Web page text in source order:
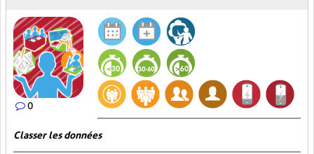
0
Classer les données